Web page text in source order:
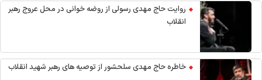
روایت حاج مهدی رسولی از روضه خوانی در محل عروج رهبر
انقلاب
خاطره حاج مهدی سلحشور از توصیه های رهبر شهید انقلاب